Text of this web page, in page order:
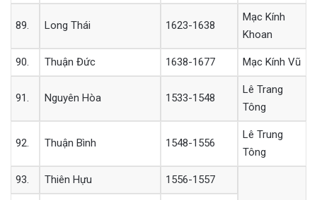
89. Long Thái 1623-1638
Mạc Kính
Khoan
90. Thuận Đức 1638-1677 Mạc Kính Vũ
91. Nguyên Hòa 1533-1548
Lê Trang
Tông
92. Thuận Bình 1548-1556
Lê Trung
Tông
93. Thiên Hựu 1556-1557